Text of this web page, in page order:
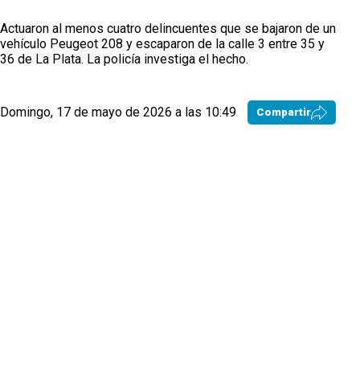
Actuaron al menos cuatro delincuentes que se bajaron de un
vehículo Peugeot 208 y escaparon de la calle 3 entre 35 y
36 de La Plata. La policía investiga el hecho.
Domingo, 17 de mayo de 2026 a las 10:49 Compartir